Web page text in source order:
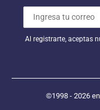
Al registrarte, aceptas
©1998 - 2026